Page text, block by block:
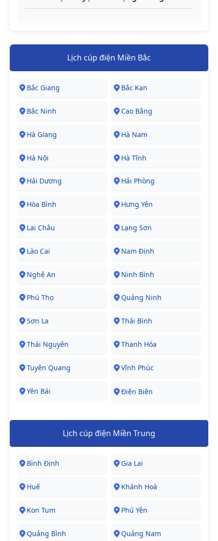
Lịch cúp điện Miền Bắc
Bắc Giang Bắc Kạn
Bắc Ninh Cao Bằng
Hà Giang Hà Nam
Hà Nội Hà Tĩnh
Hải Dương Hải Phòng
Hòa Bình Hưng Yên
Lai Châu Lạng Sơn
Lào Cai Nam Định
Nghệ An Ninh Bình
Phú Thọ Quảng Ninh
Sơn La Thái Bình
Thái Nguyên Thanh Hóa
Tuyên Quang Vĩnh Phúc
Yên Bái Điện Biên
Lịch cúp điện Miền Trung
Bình Định Gia Lai
Huế Khánh Hoà
Kon Tum Phú Yên
Quảng Bình Quảng Nam